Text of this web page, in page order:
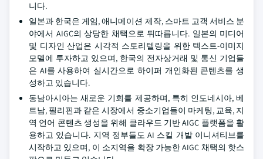
니다.
일본과 한국은 게임, 애니메이션 제작, 스마트 고객 서비스 분
야에서 AIGC의 상당한 채택으로 뒤따릅니다. 일본의 미디어
및 디자인 산업은 시각적 스토리텔링을 위한 텍스트-이미지
모델에 투자하고 있으며, 한국의 전자상거래 및 통신 기업들
은 AI를 사용하여 실시간으로 하이퍼 개인화된 콘텐츠를 생
성하고 있습니다.
동남아시아는 새로운 기회를 제공하며, 특히 인도네시아, 베
트남, 필리핀과 같은 시장에서 중소기업들이 마케팅, 교육, 지
역 언어 콘텐츠 생성을 위해 클라우드 기반 AIGC 플랫폼을 활
용하고 있습니다. 지역 정부들도 AI 스킬 개발 이니셔티브를
시작하고 있으며, 이 소지역을 확장 가능한 AIGC 채택의 핫스